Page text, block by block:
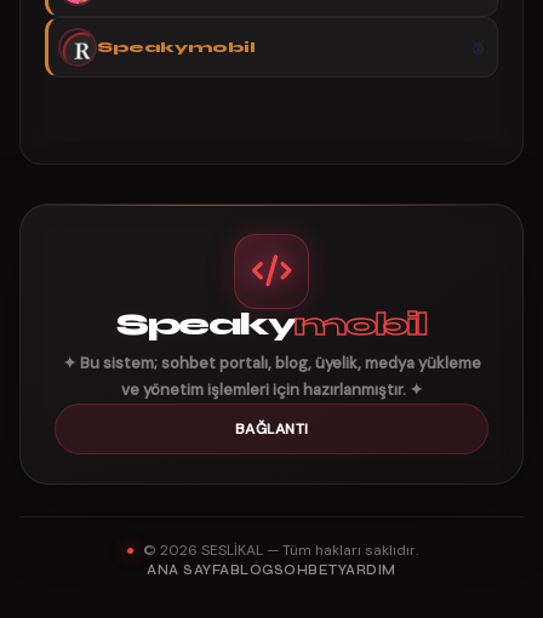
Speakymobil
Speakymobil
✦ Bu sistem; sohbet portalı, blog, üyelik, medya yükleme
ve yönetim işlemleri için hazırlanmıştır. ✦
BAĞLANTI
© 2026 SESLİKAL — Tüm hakları saklıdır.
ANA SAYFABLOGSOHBETYARDIM